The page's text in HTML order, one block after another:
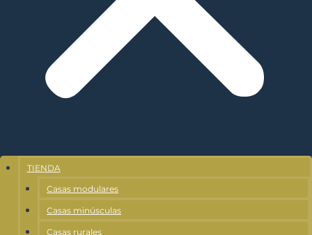
TIENDA
Casas modulares
Casas minúsculas
Casas rurales